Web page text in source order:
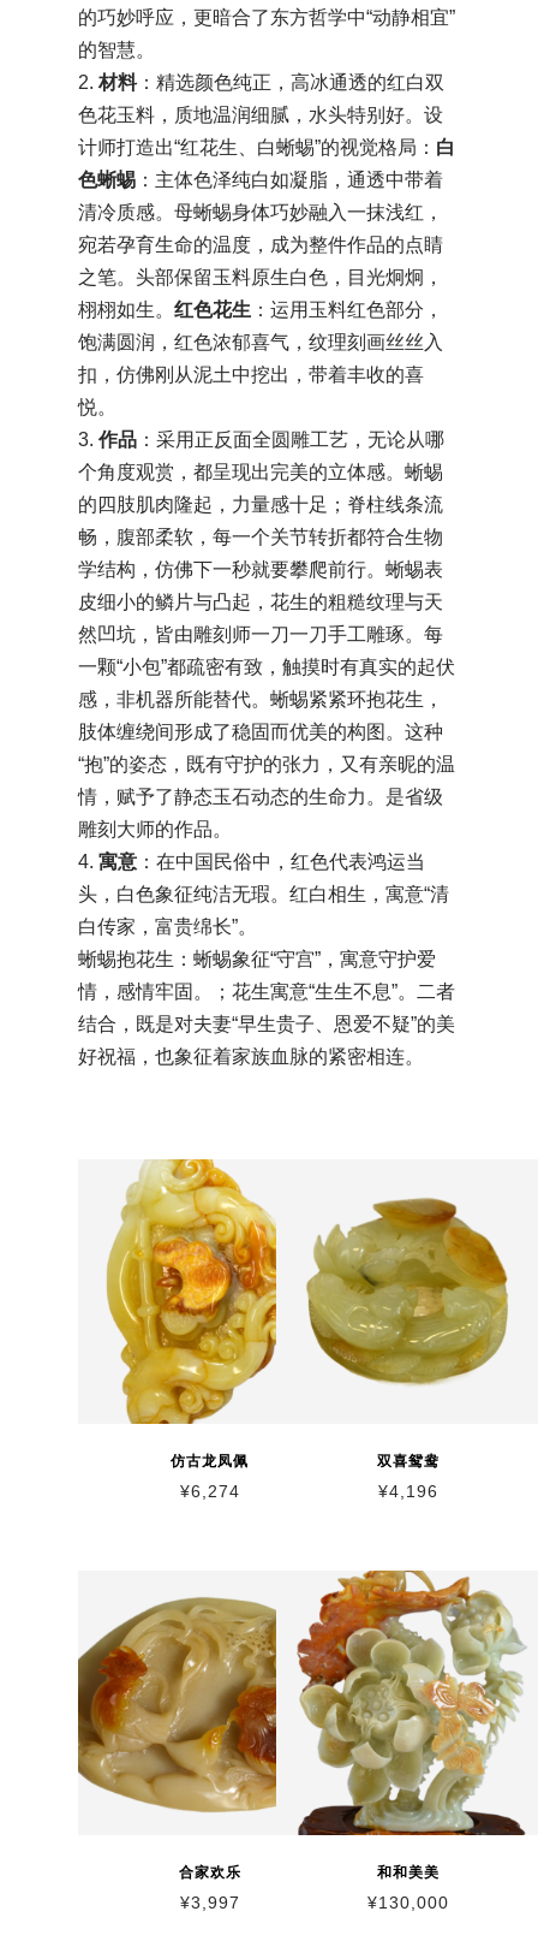
的巧妙呼应，更暗合了东方哲学中“动静相宜”
的智慧。
2.材料：精选颜色纯正，高冰通透的红白双
色花玉料，质地温润细腻，水头特别好。设
计师打造出“红花生、白蜥蜴”的视觉格局： 白
色蜥蜴：主体色泽纯白如凝脂，通透中带着
清冷质感。母蜥蜴身体巧妙融入一抹浅红，
宛若孕育生命的温度，成为整件作品的点睛
之笔。头部保留玉料原生白色，目光炯炯，
栩栩如生。 红色花生 ：运用玉料红色部分，
饱满圆润，红色浓郁喜气，纹理刻画丝丝入
扣，仿佛刚从泥土中挖出，带着丰收的喜
悦。
3. 作品：采用正反面全圆雕工艺，无论从哪
个角度观赏，都呈现出完美的立体感。蜥蜴
的四肢肌肉隆起，力量感十足；脊柱线条流
畅，腹部柔软，每一个关节转折都符合生物
学结构，仿佛下一秒就要攀爬前行。蜥蜴表
皮细小的鳞片与凸起，花生的粗糙纹理与天
然凹坑，皆由雕刻师一刀一刀手工雕琢。每
一颗“小包”都疏密有致，触摸时有真实的起伏
感，非机器所能替代。蜥蜴紧紧环抱花生，
肢体缠绕间形成了稳固而优美的构图。这种
“抱”的姿态，既有守护的张力，又有亲昵的温
情，赋予了静态玉石动态的生命力。是省级
雕刻大师的作品。
4. 寓意：在中国民俗中，红色代表鸿运当
头，白色象征纯洁无瑕。红白相生，寓意“清
白传家，富贵绵长”。
蜥蜴抱花生：蜥蜴象征“守宫”，寓意守护爱
情，感情牢固。；花生寓意“生生不息”。二者
结合，既是对夫妻“早生贵子、恩爱不疑”的美
好祝福，也象征着家族血脉的紧密相连。
仿古龙凤佩
¥6,274
双喜鸳鸯
¥4,196
合家欢乐
¥3,997
和和美美
¥130,000